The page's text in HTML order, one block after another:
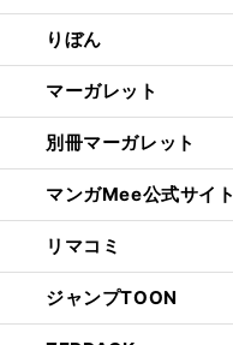
りぼん
マーガレット
別冊マーガレット
マンガMee公式サイト
リマコミ
ジャンプTOON